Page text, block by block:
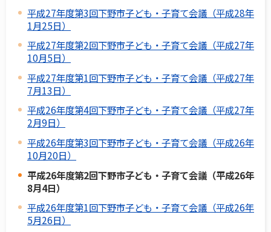
平成27年度第3回下野市子ども・子育て会議（平成28年
1月25日）
平成27年度第2回下野市子ども・子育て会議（平成27年
10月5日）
平成27年度第1回下野市子ども・子育て会議（平成27年
7月13日）
平成26年度第4回下野市子ども・子育て会議（平成27年
2月9日）
平成26年度第3回下野市子ども・子育て会議（平成26年
10月20日）
平成26年度第2回下野市子ども・子育て会議（平成26年
8月4日）
平成26年度第1回下野市子ども・子育て会議（平成26年
5月26日）